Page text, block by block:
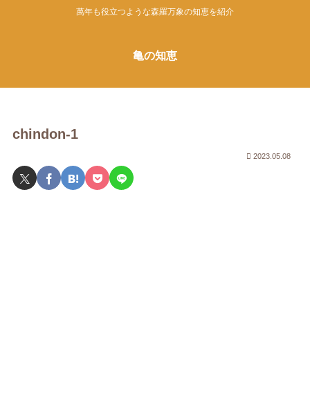
萬年も役立つような森羅万象の知恵を紹介
亀の知恵
chindon-1
2023.05.08